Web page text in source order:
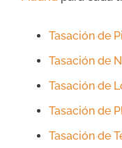
Tasación de
Tasación de
Tasación de
Tasación de
Tasación de